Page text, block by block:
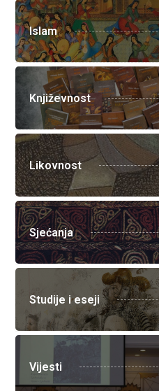
Islam
Književnost
Likovnost
Sjećanja
Studije i eseji
Vijesti